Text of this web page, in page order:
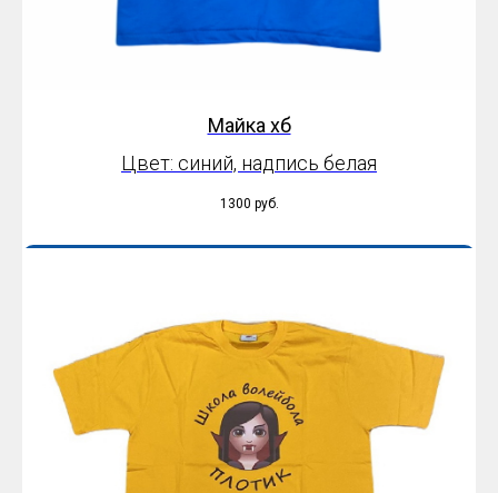
Майка хб
Цвет: синий, надпись белая
1300 руб.